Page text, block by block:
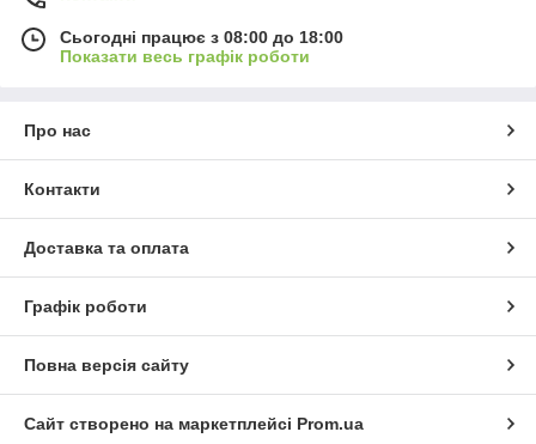
Сьогодні працює з 08:00 до 18:00
Показати весь графік роботи
Про нас
Контакти
Доставка та оплата
Графік роботи
Повна версія сайту
Сайт створено на маркетплейсі Prom.ua